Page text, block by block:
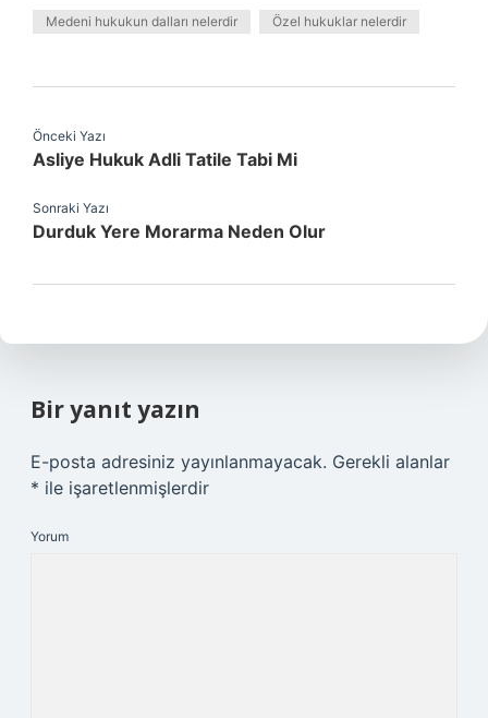
Medeni hukukun dalları nelerdir Özel hukuklar nelerdir
Önceki Yazı
Asliye Hukuk Adli Tatile Tabi Mi
Sonraki Yazı
Durduk Yere Morarma Neden Olur
Bir yanıt yazın
E-posta adresiniz yayınlanmayacak. Gerekli alanlar
* ile işaretlenmişlerdir
Yorum